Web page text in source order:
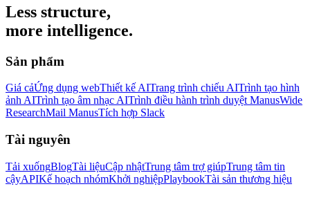
Less structure,
more intelligence.
Sản phẩm
Giá cảỨng dụng webThiết kế AITrang trình chiếu AITrình tạo hình
ảnh AITrình tạo âm nhạc AITrình điều hành trình duyệt ManusWide
ResearchMail ManusTích hợp Slack
Tài nguyên
Tải xuốngBlogTài liệuCập nhậtTrung tâm trợ giúpTrung tâm tin
cậyAPIKế hoạch nhómKhởi nghiệpPlaybookTài sản thương hiệu